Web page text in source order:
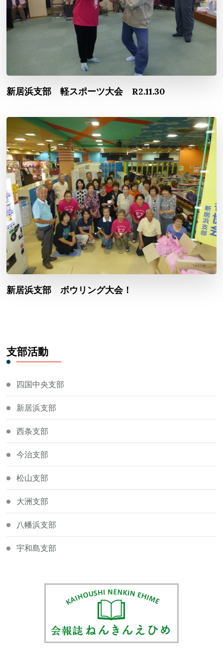
新居浜支部 軽スポーツ大会 R2.11.30
新居浜支部 ボウリング大会！
支部活動
四国中央支部
新居浜支部
西条支部
今治支部
松山支部
大洲支部
八幡浜支部
宇和島支部